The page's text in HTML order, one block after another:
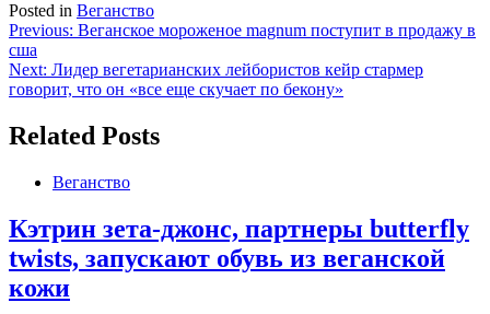
Posted in Веганство
Навигация
по
записям
Previous: Веганское мороженое magnum поступит в продажу в
сша
Next: Лидер вегетарианских лейбористов кейр стармер
говорит, что он «все еще скучает по бекону»
Related Posts
Веганство
Кэтрин зета-джонс, партнеры butterfly
twists, запускают обувь из веганской
кожи